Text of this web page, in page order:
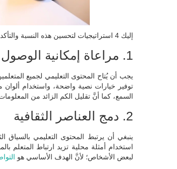
إليك 4 استراتيجيات لتحسين هذه النسبة والتأكد من أنَّ برامج التعلم الرقمي شاملة قدر الإمكان:
1. مراعاة إمكانية الوصول
يجب أن يُتاح المحتوى التعليمي لجميع
توفير خيارات نصية واضحة، واستخدام
السمع، كما أنَّ تقليل الكم الزائد من
2. دمج العناصر الثقافية
ينبغي أن يرتبط المحتوى التعليمي بالسياق
استخدام أمثلة محلية تزيد ارتباط
لبعض الأشخاص؛ لأنَّ الهدف الأساسي هو